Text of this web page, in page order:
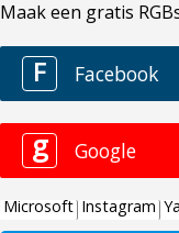
Maak een gratis
F Facebook
g Google
Microsoft Instagram